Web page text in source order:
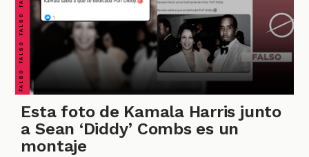
Esta foto de Kamala Harris junto
a Sean ‘Diddy’ Combs es un
montaje